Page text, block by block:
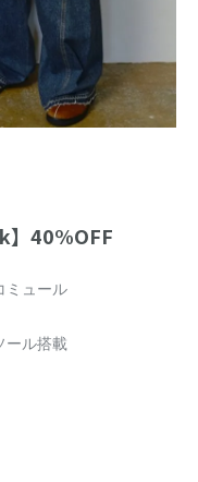
】40%OFF
ミュール
ール搭載